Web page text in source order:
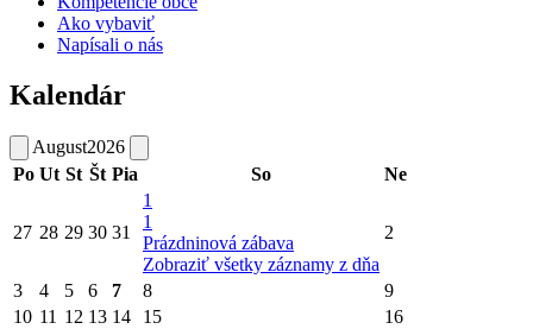
Ako vybaviť
Napísali o nás
Kalendár
August2026
Po Ut St Št Pia So Ne
27 28 29 30 31
1
1
Prázdninová zábava
Zobraziť všetky záznamy z dňa
2
3 4 5 6 7 8
9
10 11 12 13 14 15
16